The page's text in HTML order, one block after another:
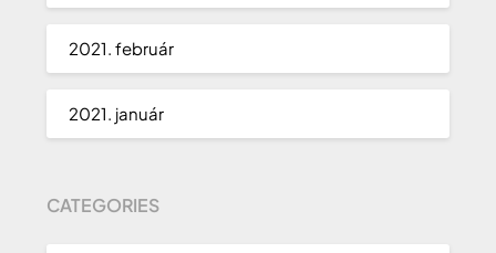
2021. február
2021. január
CATEGORIES